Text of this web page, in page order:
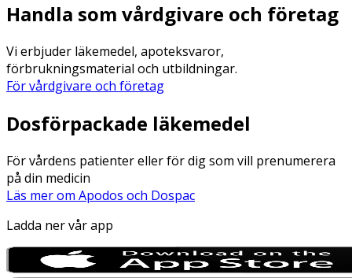
Handla som vårdgivare och företag
Vi erbjuder läkemedel, apoteksvaror,
förbrukningsmaterial och utbildningar.
För vårdgivare och företag
Dosförpackade läkemedel
För vårdens patienter eller för dig som vill prenumerera
på din medicin
Läs mer om Apodos och Dospac
Ladda ner vår app